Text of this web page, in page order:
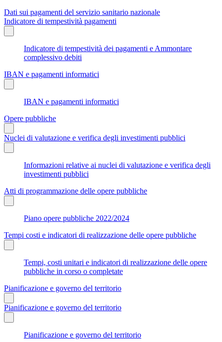
Dati sui pagamenti del servizio sanitario nazionale
Indicatore di tempestività pagamenti
Indicatore di tempestività dei pagamenti e Ammontare
complessivo debiti
IBAN e pagamenti informatici
IBAN e pagamenti informatici
Opere pubbliche
Nuclei di valutazione e verifica degli investimenti pubblici
Informazioni relative ai nuclei di valutazione e verifica degli
investimenti pubblici
Atti di programmazione delle opere pubbliche
Piano opere pubbliche 2022/2024
Tempi costi e indicatori di realizzazione delle opere pubbliche
Tempi, costi unitari e indicatori di realizzazione delle opere
pubbliche in corso o completate
Pianificazione e governo del territorio
Pianificazione e governo del territorio
Pianificazione e governo del territorio